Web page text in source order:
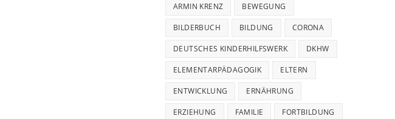
ARMIN KRENZ BEWEGUNG
BILDERBUCH BILDUNG CORONA
DEUTSCHES KINDERHILFSWERK DKHW
ELEMENTARPÄDAGOGIK ELTERN
ENTWICKLUNG ERNÄHRUNG
ERZIEHUNG FAMILIE FORTBILDUNG